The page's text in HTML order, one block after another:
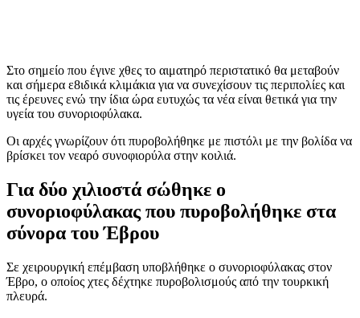
Στο σημείο που έγινε χθες το αιματηρό περιστατικό θα μεταβούν
και σήμερα ε8ιδικά κλιμάκια για να συνεχίσουν τις περιπολίες και
τις έρευνες ενώ την ίδια ώρα ευτυχώς τα νέα είναι θετικά για την
υγεία του συνοριοφύλακα.
Οι αρχές γνωρίζουν ότι πυροβολήθηκε με πιστόλι με την βολίδα να
βρίσκει τον νεαρό συνοφιορύλα στην κοιλιά.
Για δύο χιλιοστά σώθηκε ο
συνοριοφύλακας που πυροβολήθηκε στα
σύνορα του Έβρου
Σε χειρουργική επέμβαση υποβλήθηκε ο συνοριοφύλακας στον
Έβρο, ο οποίος χτες δέχτηκε πυροβολισμούς από την τουρκική
πλευρά.